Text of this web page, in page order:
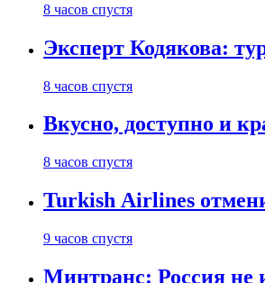
8 часов спустя
Эксперт Кодякова:
8 часов спустя
Вкусно, доступно и
8 часов спустя
Turkish Airlines
9 часов спустя
Минтранс: Россия не